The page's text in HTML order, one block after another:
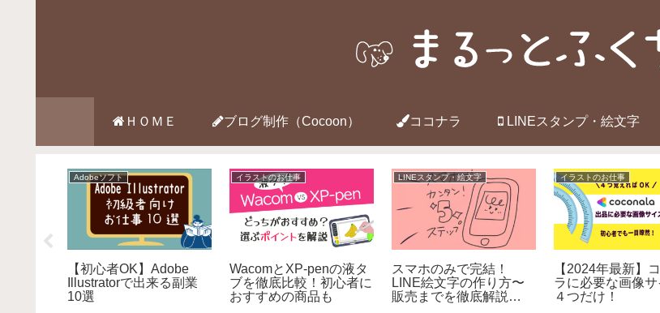
ＨＯＭＥ ブログ制作（Cocoon） ココナラ LINEスタンプ・絵文字
Adobeソフト
イラレとフォトショを最
も安く購入する方法
2026
Webデザインのお仕事
iPad Air 第４世代
appleapple認定整備済品
を購入して気づいたこ
LINEスタンプ・絵文字
LINEスタンプメーカー
の絵文字制作方法は？作
り方〜販売方法
Webデザインのお仕事
ワコムのペンタブ
（intuos） の初期
法